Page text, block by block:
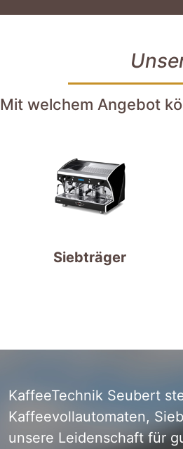
Mit welchem Angebot
Siebträger
KaffeeTechnik Seubert
Kaffeevollautomaten,
unsere Leidenschaft für